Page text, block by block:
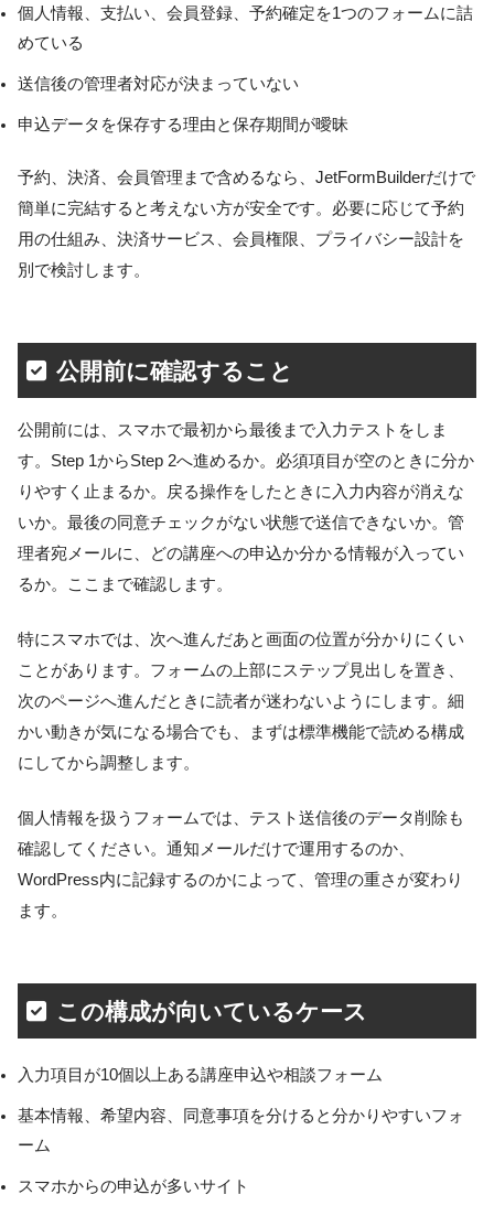
個人情報、支払い、会員登録、予約確定を1つのフォームに詰
めている
送信後の管理者対応が決まっていない
申込データを保存する理由と保存期間が曖昧
予約、決済、会員管理まで含めるなら、JetFormBuilderだけで
簡単に完結すると考えない方が安全です。必要に応じて予約
用の仕組み、決済サービス、会員権限、プライバシー設計を
別で検討します。
公開前に確認すること
公開前には、スマホで最初から最後まで入力テストをしま
す。Step 1からStep 2へ進めるか。必須項目が空のときに分か
りやすく止まるか。戻る操作をしたときに入力内容が消えな
いか。最後の同意チェックがない状態で送信できないか。管
理者宛メールに、どの講座への申込か分かる情報が入ってい
るか。ここまで確認します。
特にスマホでは、次へ進んだあと画面の位置が分かりにくい
ことがあります。フォームの上部にステップ見出しを置き、
次のページへ進んだときに読者が迷わないようにします。細
かい動きが気になる場合でも、まずは標準機能で読める構成
にしてから調整します。
個人情報を扱うフォームでは、テスト送信後のデータ削除も
確認してください。通知メールだけで運用するのか、
WordPress内に記録するのかによって、管理の重さが変わり
ます。
この構成が向いているケース
入力項目が10個以上ある講座申込や相談フォーム
基本情報、希望内容、同意事項を分けると分かりやすいフォ
ーム
スマホからの申込が多いサイト